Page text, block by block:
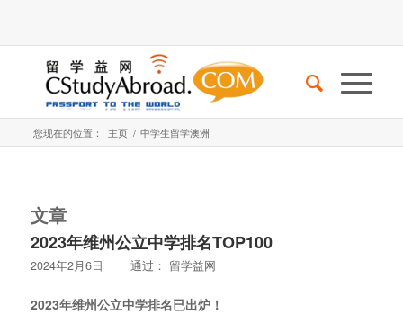
您现在的位置： 主页 / 中学生留学澳洲
文章
2023年维州公立中学排名TOP100
2024年2月6日 通过： 留学益网
2023年维州公立中学排名已出炉！